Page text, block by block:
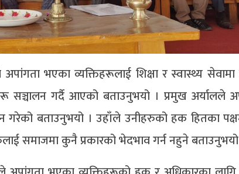
भएका व्यक्तिहरूलाई शिक्षा र स्वास्थ्य
सञ्चालन गर्दै आएको बताउनुभयो । प्रमुख अर्यालले
गरेको बताउनुभयो । उहाँले उनीहरुको हक हितका
समाजमा कुनै प्रकारको भेदभाव गर्न नहुने